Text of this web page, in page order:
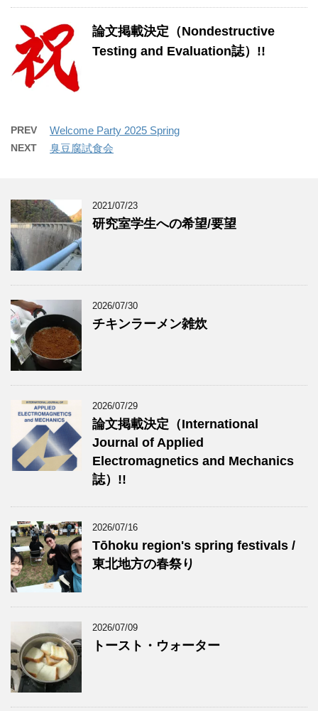
論文掲載決定（Nondestructive
Testing and Evaluation誌）!!
PREV Welcome Party 2025 Spring
NEXT 臭豆腐試食会
2021/07/23
研究室学生への希望/要望
2026/07/30
チキンラーメン雑炊
2026/07/29
論文掲載決定（International
Journal of Applied
Electromagnetics and Mechanics
誌）!!
2026/07/16
Tōhoku region's spring festivals /
東北地方の春祭り
2026/07/09
トースト・ウォーター